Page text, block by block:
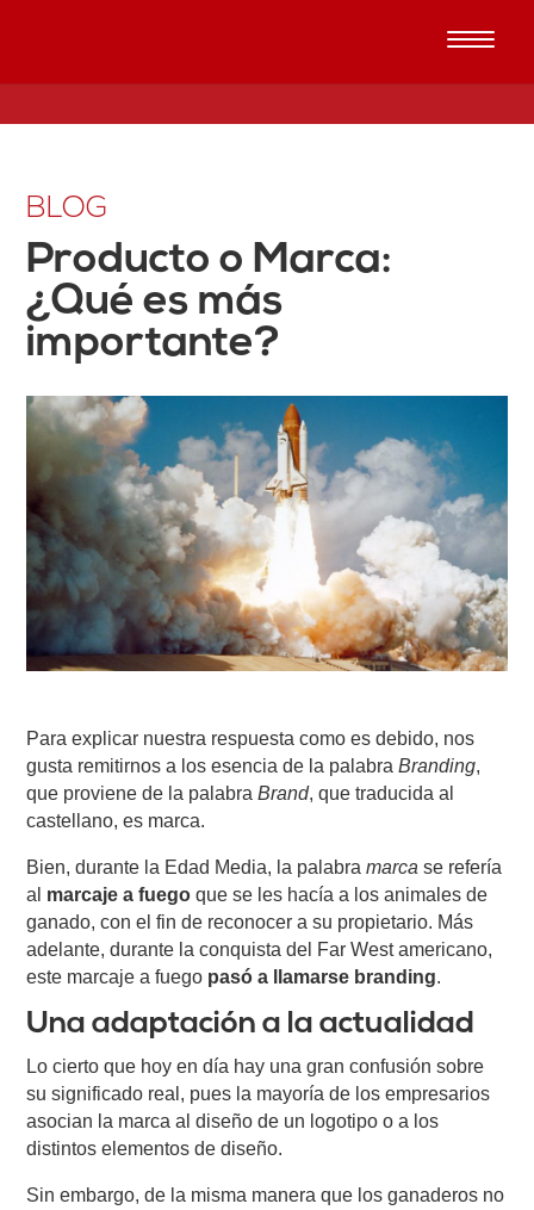
BLOG
Producto o Marca:
¿Qué es más
importante?
Para explicar nuestra respuesta como es debido, nos
gusta remitirnos a los esencia de la palabraBranding,
que proviene de la palabraBrand, que traducida al
castellano, es marca.
Bien, durante la Edad Media, la palabramarcase refería
al marcaje a fuego que se les hacía a los animales de
ganado, con el fin de reconocer a su propietario. Más
adelante, durante la conquista del Far West americano,
este marcaje a fuego pasó a llamarse branding.
Una adaptación a la actualidad
Lo cierto que hoy en día hay una gran confusión sobre
su significado real, pues la mayoría de los empresarios
asocian la marca al diseño de un logotipo o a los
distintos elementos de diseño.
Sin embargo, de la misma manera que los ganaderos no